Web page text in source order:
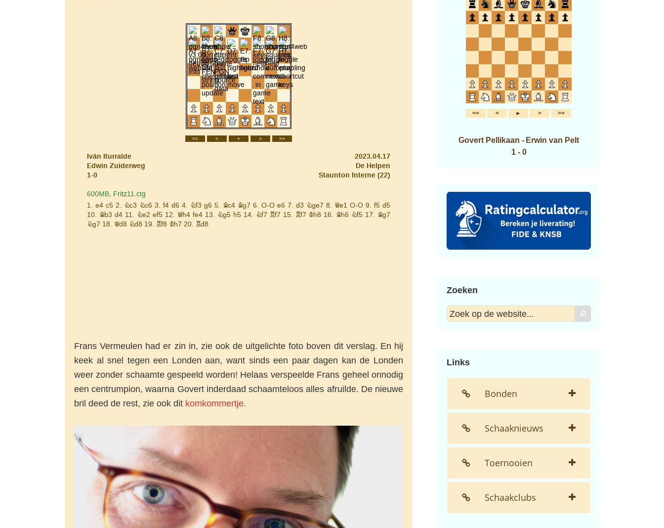
Frans Vermeulen had er zin in, zie ook de uitgelichte foto boven dit verslag. En hij
keek al snel tegen een Londen aan, want sinds een paar dagen kan de Londen
weer zonder schaamte gespeeld worden! Helaas verspeelde Frans geheel onnodig
een centrumpion, waarna Govert inderdaad schaamteloos alles afruilde. De nieuwe
bril deed de rest, zie ook dit komkommertje.
Govert Pellikaan - Erwin van Pelt
1 - 0
Zoeken
Zoek
op
Zoek
Links
Bonden
Schaaknieuws
Toernooien
Schaakclubs